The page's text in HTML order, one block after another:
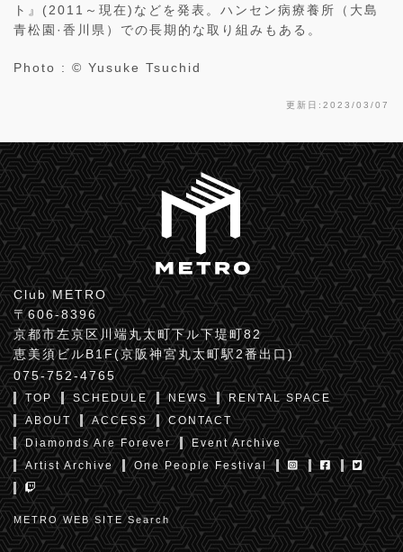
ト』(2011～現在)などを発表。ハンセン病療養所（大島
青松園·香川県）での長期的な取り組みもある。
Photo : © Yusuke Tsuchid
更新日:2023/03/07
Club METRO
〒606-8396
京都市左京区川端丸太町下ル下堤町82
恵美須ビルB1F(京阪神宮丸太町駅2番出口)
075-752-4765
TOP SCHEDULE NEWS
RENTAL SPACE
ABOUT
ACCESS
CONTACT
Diamonds Are Forever
Event Archive
Artist Archive
One People Festival
METRO WEB SITE Search